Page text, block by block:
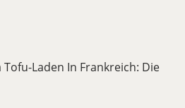
Laden In Frankreich: Die